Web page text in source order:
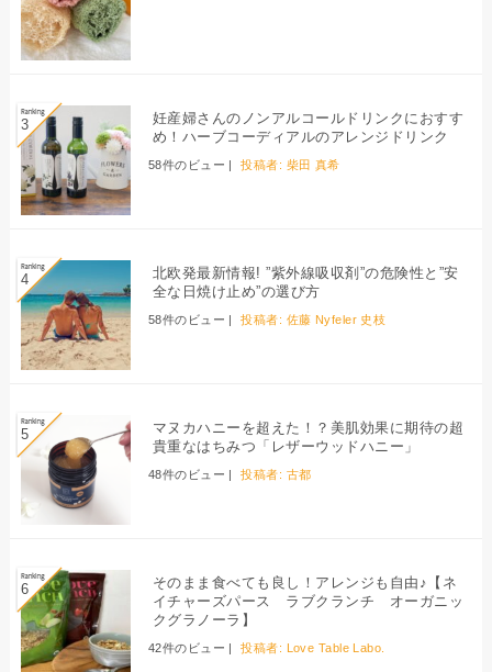
妊産婦さんのノンアルコールドリンクにおすす
め！ハーブコーディアルのアレンジドリンク
58件のビュー | 投稿者: 柴田 真希
北欧発最新情報! ”紫外線吸収剤”の危険性と”安
全な日焼け止め”の選び方
58件のビュー | 投稿者: 佐藤 Nyfeler 史枝
マヌカハニーを超えた！？美肌効果に期待の超
貴重なはちみつ「レザーウッドハニー」
48件のビュー | 投稿者: 古都
そのまま食べても良し！アレンジも自由♪【ネ
イチャーズパース ラブクランチ オーガニッ
クグラノーラ】
42件のビュー | 投稿者: Love Table Labo.